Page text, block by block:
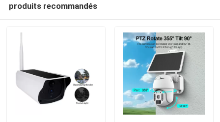
produits recommandés